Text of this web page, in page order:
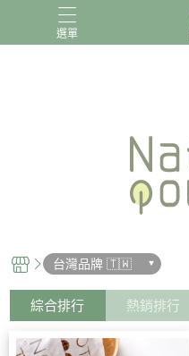
選單
台灣品牌 🇹🇼
綜合排行 熱銷排行